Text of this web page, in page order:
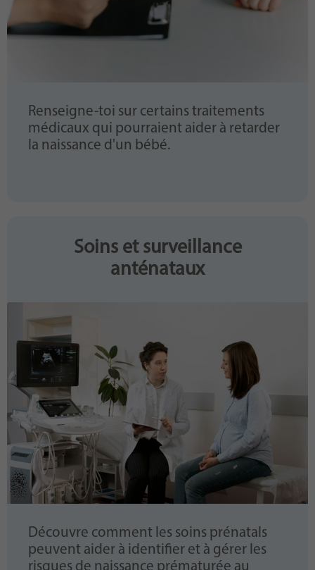
Renseigne-toi sur certains traitements
médicaux qui pourraient aider à retarder
la naissance d'un bébé.
Soins et surveillance
anténataux
Découvre comment les soins prénatals
peuvent aider à identifier et à gérer les
risques de naissance prématurée au